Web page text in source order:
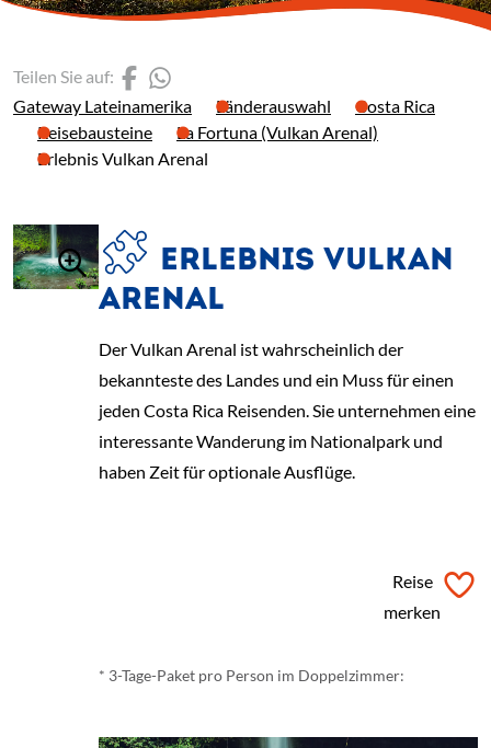
Gateway Lateinamerika Länderauswahl
Costa Rica
Reisebausteine
La Fortuna (Vulkan Arenal)
Erlebnis Vulkan Arenal
Teilen Sie auf: (Link öffnet einen neuen
ERLEBNIS VULKAN
ARENAL
Der Vulkan Arenal ist wahrscheinlich der
bekannteste des Landes und ein Muss für einen
jeden Costa Rica Reisenden. Sie unternehmen eine
interessante Wanderung im Nationalpark und
haben Zeit für optionale Ausflüge.
Reise
merken
* 3-Tage-Paket pro Person im Doppelzimmer: